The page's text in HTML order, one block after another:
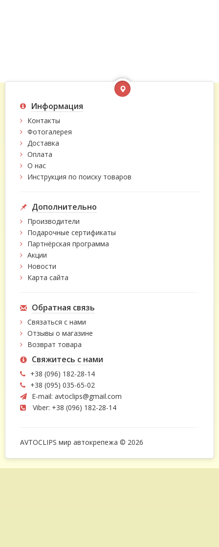
Информация
Контакты
Фотогалерея
Доставка
Оплата
О нас
Инструкция по поиску товаров
Дополнительно
Производители
Подарочные сертификаты
Партнёрская программа
Акции
Новости
Карта сайта
Обратная связь
Связаться с нами
Отзывы о магазине
Возврат товара
Свяжитесь с нами
+38 (096) 182-28-14
+38 (095) 035-65-02
E-mail: avtoclips@gmail.com
Viber: +38 (096) 182-28-14
AVTOCLIPS мир автокрепежа © 2026